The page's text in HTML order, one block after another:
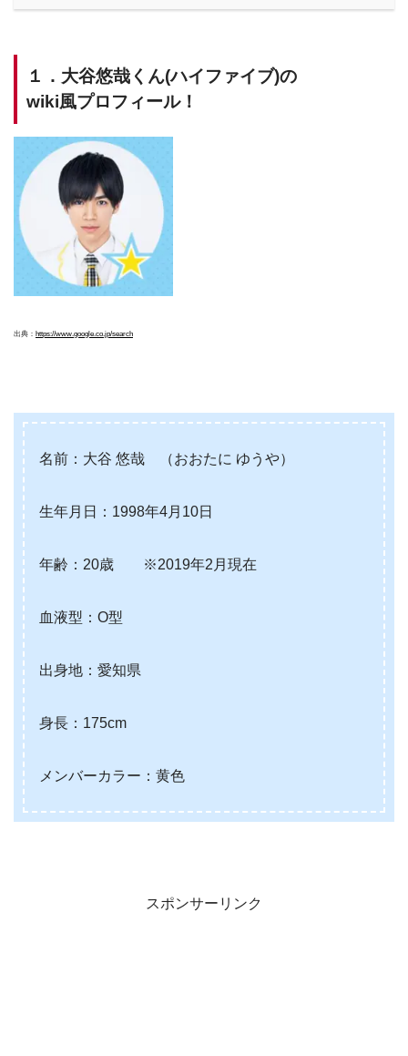
１．大谷悠哉くん(ハイファイブ)の
wiki風プロフィール！
出典： https://www.google.co.jp/search
名前：大谷 悠哉 （おおたに ゆうや）
生年月日：1998年4月10日
年齢：20歳 ※2019年2月現在
血液型：O型
出身地：愛知県
身長：175cm
メンバーカラー：黄色
スポンサーリンク